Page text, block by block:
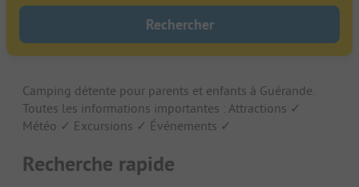
Rechercher
Camping détente pour parents et enfants à Guérande.
Toutes les informations importantes : Attractions ✓
Météo ✓ Excursions ✓ Événements ✓
Recherche rapide